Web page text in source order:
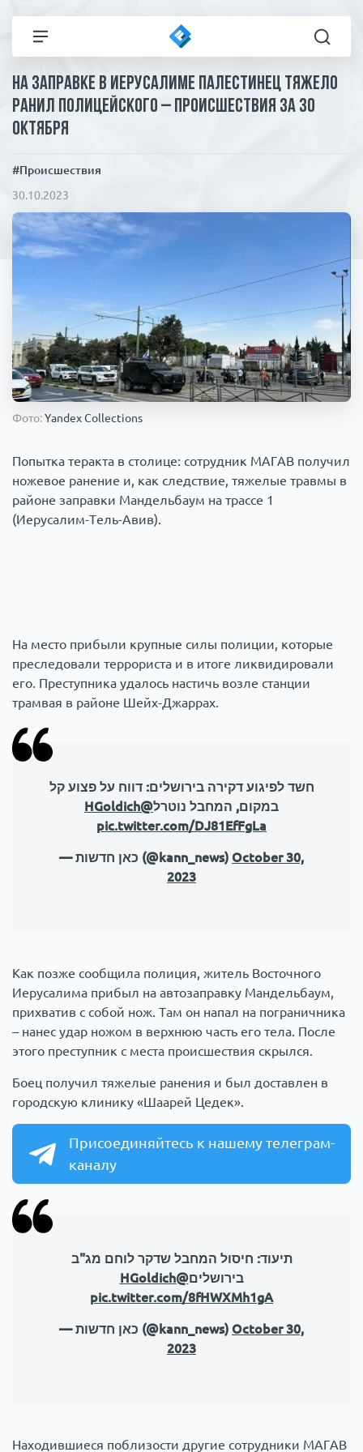
Все новости
Экономика
Коронавирус
Происшествия
Технологии
Статьи
1000 мелочей
На заправке в Иерусалиме палестинец тяжело
ранил полицейского – происшествия за 30
октября
#Происшествия
30.10.2023
Фото:Yandex Collections
Попытка теракта в столице: сотрудник МАГАВ получил
ножевое ранение и, как следствие, тяжелые травмы в
районе заправки Мандельбаум на трассе 1
(Иерусалим-Тель-Авив).
На место прибыли крупные силы полиции, которые
преследовали террориста и в итоге ликвидировали
его. Преступника удалось настичь возле станции
трамвая в районе Шейх-Джаррах.
חשד לפיגוע דקירה בירושלים: דווח על פצוע קל
במקום, המחבל נוטרל@HGoldich
pic.twitter.com/DJ81EfFgLa
— כאן חדשות (@kann_news) October 30,
2023
Как позже сообщила полиция, житель Восточного
Иерусалима прибыл на автозаправку ​​Мандельбаум,
прихватив с собой нож. Там он напал на пограничника
– нанес удар ножом в верхнюю часть его тела. После
этого преступник с места происшествия скрылся.
Боец ​​получил тяжелые ранения и был доставлен в
городскую клинику «Шаарей Цедек».
Присоединяйтесь к нашему телеграм-
каналу
תיעוד: חיסול המחבל שדקר לוחם מג"ב
בירושלים@HGoldich
pic.twitter.com/8fHWXMh1gA
— כאן חדשות (@kann_news) October 30,
2023
Находившиеся поблизости другие сотрудники МАГАВ